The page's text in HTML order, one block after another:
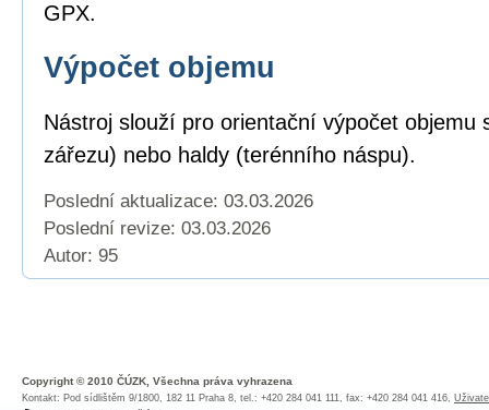
GPX.
Výpočet objemu
Nástroj slouží pro orientační výpočet objemu
zářezu) nebo haldy (terénního náspu).
Poslední aktualizace: 03.03.2026
Poslední revize: 03.03.2026
Autor: 95
Copyright © 2010 ČÚZK, Všechna práva vyhrazena
Kontakt: Pod sídlištěm 9/1800, 182 11 Praha 8, tel.: +420 284 041 111, fax: +420 284 041 416,